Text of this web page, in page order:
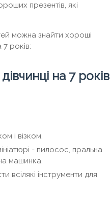
презентів, які
можна знайти хороші
7 років:
на 7 років
і візком.
- пилосос, пральна
машинка.
всілякі інструменти для